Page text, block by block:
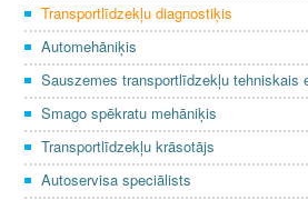
Transportlīdzekļu diagnostiķis
Automehāniķis
Sauszemes transportlīdzekļu tehniskais
Smago spēkratu mehāniķis
Transportlīdzekļu krāsotājs
Autoservisa speciālists